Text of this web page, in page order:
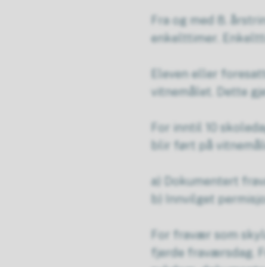
Fra og med 8.
enkelttimer.
Eleven eller
vitnemålet. Dette
For inntil 10
blir ført på
a) Dokumentert
b) Innvilget
For fravær som
fjerde fraværsdag.